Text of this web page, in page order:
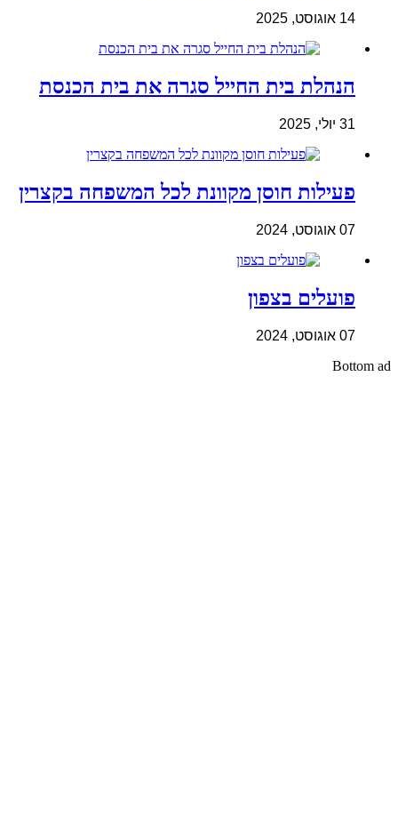
14 אוגוסט, 2025
הנהלת בית החייל סגרה את בית הכנסת
31 יולי, 2025
פעילות חוסן מקוונת לכל המשפחה בקצרין
07 אוגוסט, 2024
פועלים בצפון
07 אוגוסט, 2024
Bottom ad